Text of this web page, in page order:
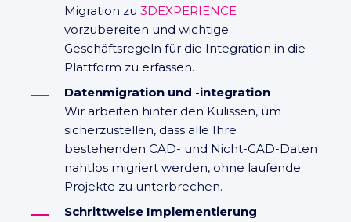
Migration zu 3DEXPERIENCE
vorzubereiten und wichtige
Geschäftsregeln für die Integration in die
Plattform zu erfassen.
Datenmigration und -integration
Wir arbeiten hinter den Kulissen, um
sicherzustellen, dass alle Ihre
bestehenden CAD- und Nicht-CAD-Daten
nahtlos migriert werden, ohne laufende
Projekte zu unterbrechen.
Schrittweise Implementierung